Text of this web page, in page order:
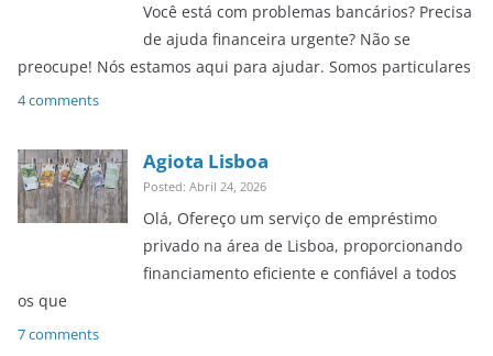
Você está com problemas bancários? Precisa
de ajuda financeira urgente? Não se
preocupe! Nós estamos aqui para ajudar. Somos particulares
4 comments
Agiota Lisboa
Posted: Abril 24, 2026
Olá, Ofereço um serviço de empréstimo
privado na área de Lisboa, proporcionando
financiamento eficiente e confiável a todos
os que
7 comments